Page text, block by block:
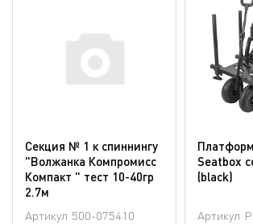
Секция № 1 к спиннингу
"Волжанка Компромисс
Компакт " тест 10-40гр
2.7м
Артикул 500-075410
Seatbox
(blaсk)
Артикул